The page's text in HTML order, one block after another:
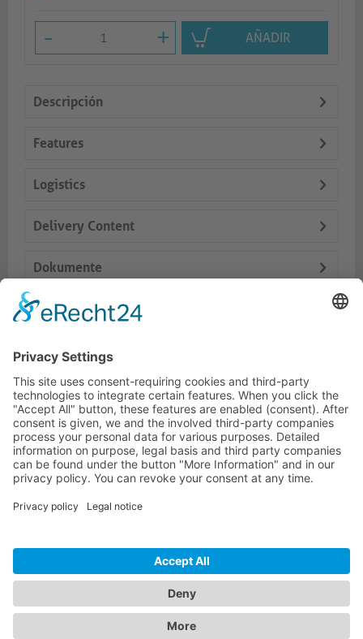
- + AÑADIR
Descripción
Features
Logistics
Delivery Content
Dokumente
Accesorios
Productos similares
LÍNEA DIRECTA DE ASISTENCIA TÉCNICA
ONEAV.EU
BOLETÍN DE NOTICIAS